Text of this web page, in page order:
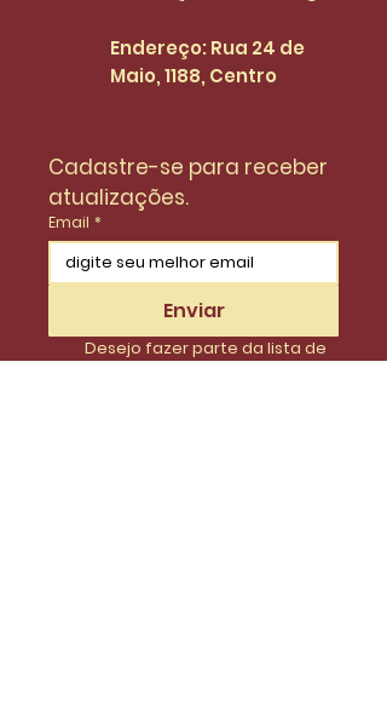
Endereço: Rua 24 de
Maio, 1188, Centro
Cadastre-se para receber
atualizações.
Email *
Enviar
Desejo fazer parte da lista de